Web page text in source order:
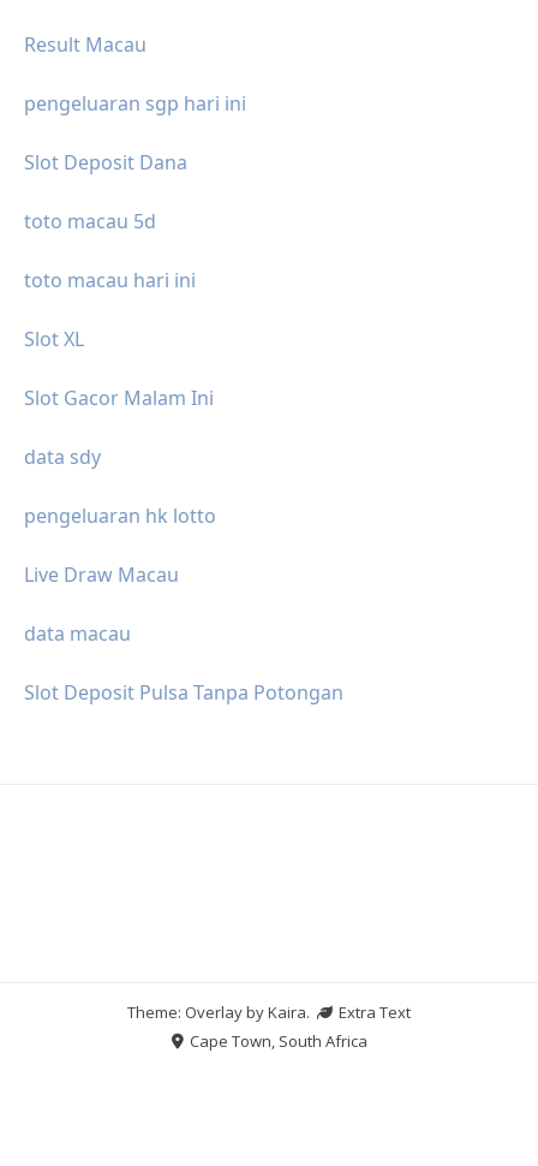
Result Macau
pengeluaran sgp hari ini
Slot Deposit Dana
toto macau 5d
toto macau hari ini
Slot XL
Slot Gacor Malam Ini
data sdy
pengeluaran hk lotto
Live Draw Macau
data macau
Slot Deposit Pulsa Tanpa Potongan
Theme: Overlay byKaira.
Extra Text
Cape Town, South Africa